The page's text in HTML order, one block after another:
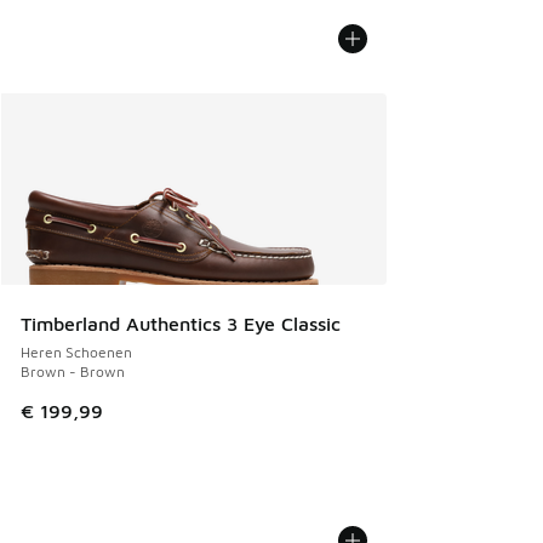
Timberland Authentics 3 Eye Classic
Heren Schoenen
Brown - Brown
€ 199,99